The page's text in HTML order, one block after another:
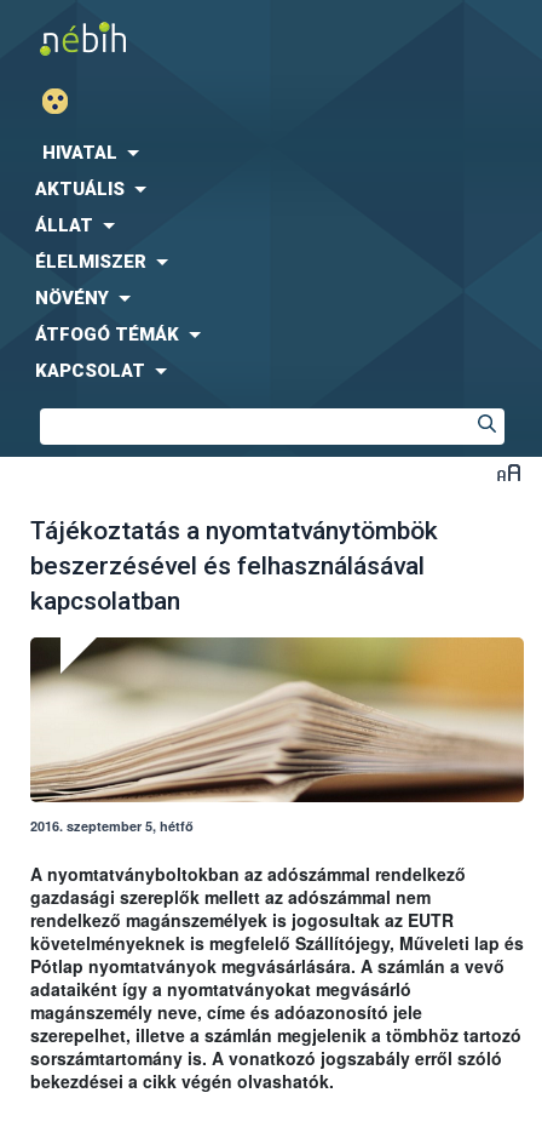
HIVATAL
AKTUÁLIS
ÁLLAT
ÉLELMISZER
NÖVÉNY
ÁTFOGÓ TÉMÁK
KAPCSOLAT
Tájékoztatás a nyomtatványtömbök
beszerzésével és felhasználásával
kapcsolatban
2016. szeptember 5, hétfő
A nyomtatványboltokban az adószámmal rendelkező
gazdasági szereplők mellett az adószámmal nem
rendelkező magánszemélyek is jogosultak az EUTR
követelményeknek is megfelelő Szállítójegy, Műveleti lap és
Pótlap nyomtatványok megvásárlására. A számlán a vevő
adataiként így a nyomtatványokat megvásárló
magánszemély neve, címe és adóazonosító jele
szerepelhet, illetve a számlán megjelenik a tömbhöz tartozó
sorszámtartomány is. A vonatkozó jogszabály erről szóló
bekezdései a cikk végén olvashatók.